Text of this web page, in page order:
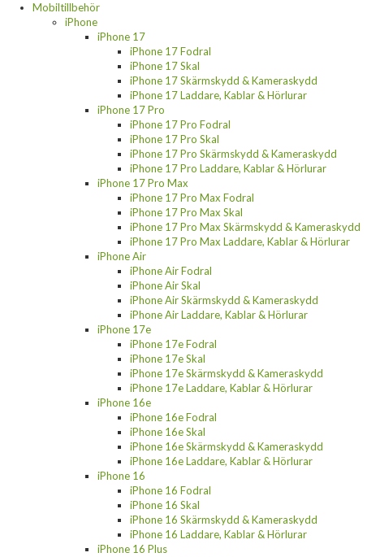
Mobiltillbehör
iPhone
iPhone 17
iPhone 17 Fodral
iPhone 17 Skal
iPhone 17 Skärmskydd & Kameraskydd
iPhone 17 Laddare, Kablar & Hörlurar
iPhone 17 Pro
iPhone 17 Pro Fodral
iPhone 17 Pro Skal
iPhone 17 Pro Skärmskydd & Kameraskydd
iPhone 17 Pro Laddare, Kablar & Hörlurar
iPhone 17 Pro Max
iPhone 17 Pro Max Fodral
iPhone 17 Pro Max Skal
iPhone 17 Pro Max Skärmskydd & Kameraskydd
iPhone 17 Pro Max Laddare, Kablar & Hörlurar
iPhone Air
iPhone Air Fodral
iPhone Air Skal
iPhone Air Skärmskydd & Kameraskydd
iPhone Air Laddare, Kablar & Hörlurar
iPhone 17e
iPhone 17e Fodral
iPhone 17e Skal
iPhone 17e Skärmskydd & Kameraskydd
iPhone 17e Laddare, Kablar & Hörlurar
iPhone 16e
iPhone 16e Fodral
iPhone 16e Skal
iPhone 16e Skärmskydd & Kameraskydd
iPhone 16e Laddare, Kablar & Hörlurar
iPhone 16
iPhone 16 Fodral
iPhone 16 Skal
iPhone 16 Skärmskydd & Kameraskydd
iPhone 16 Laddare, Kablar & Hörlurar
iPhone 16 Plus